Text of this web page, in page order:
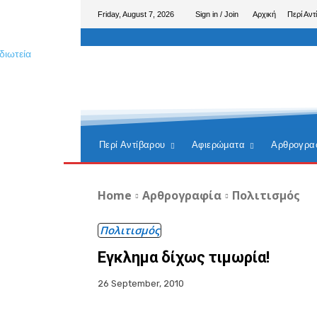
Friday, August 7, 2026 Sign in / Join Αρχική Περί
Περί Αντίβαρου Αφιερώματα
Home Αρθρογραφία Πολιτισμός
Πολιτισμός
Εγκλημα δίχως τιμωρία!
26 September, 2010